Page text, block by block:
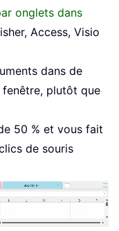
onglets dans
Access, Visio
dans de
fenêtre, plutôt que
50 % et vous fait
de souris